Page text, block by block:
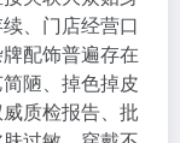
、门店经营口
配饰普遍存在
陋、掉色掉皮
质检报告、批